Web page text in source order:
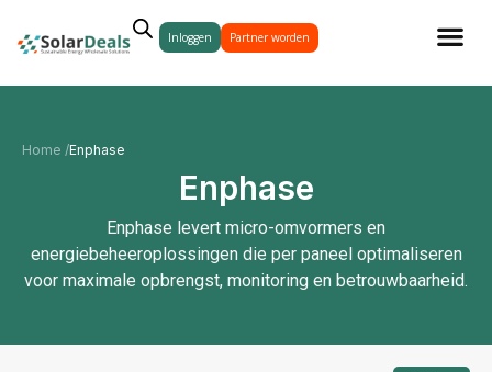
Inloggen Partner worden
Home /Enphase
Enphase
Enphase levert micro-omvormers en
energiebeheeroplossingen die per paneel optimaliseren
voor maximale opbrengst, monitoring en betrouwbaarheid.